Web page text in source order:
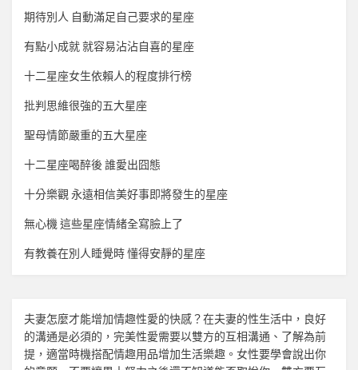
期待別人 自動滿足自己要求的星座
有點小成就 就容易沾沾自喜的星座
十二星座女生依賴人的程度排行榜
批判思維很強的五大星座
聖母情節嚴重的五大星座
十二星座喝醉後 誰愛出囧態
十分樂觀 永遠相信美好事即將發生的星座
無心機 這些星座情緒全寫臉上了
有教養在別人睡覺時 懂得安靜的星座
夫妻怎麼才能增加情趣性愛的快感？在夫妻的性生活中，良好
的溝通是必須的，完美性愛需要以雙方的互相溝通、了解為前
提，適當時機搭配情趣用品增加生活樂趣。女性要學會說出你